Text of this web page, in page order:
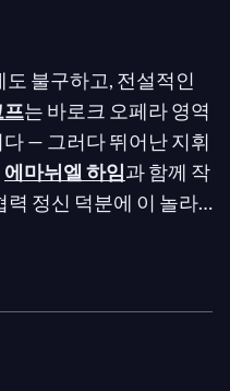
불구하고, 전설적인
프는 바로크 오페라 영역
— 그러다 뛰어난 지휘
에마뉘엘 하임과 함께 작
정신 덕분에 이 놀라
다고 느꼈습니다. 그